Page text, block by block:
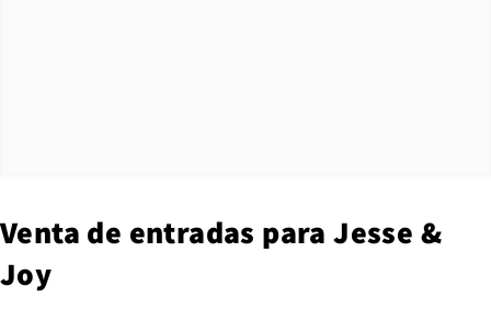
Venta de entradas para Jesse &
Joy